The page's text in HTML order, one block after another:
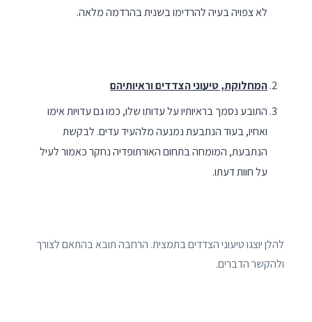
לא צפויה בעיה להרדימו בשנית בהרדמה מלאה.
המחלוקת, טיעוני הצדדים וראיותיהם
התובע נסמך בראיותיו על עדותו שלו, כמו גם עדויות אימו
ואחיו, בעוד הנתבעת נמנעה מלהעיד עדים. לבקשת
הנתבעת, המומחה בתחום האורתופדיה נחקר כאמור לעיל
על חוות דעתו.
להלן יוצגו טיעוני הצדדים בתמצית. הרחבה תובא בהתאם לצורך
ולהקשר הדברים.